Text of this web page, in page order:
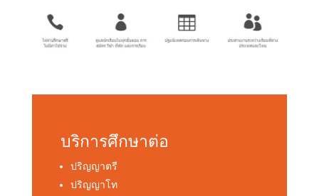
บริการศึกษาต่อ
ปริญญาตรี
ปริญญาโท